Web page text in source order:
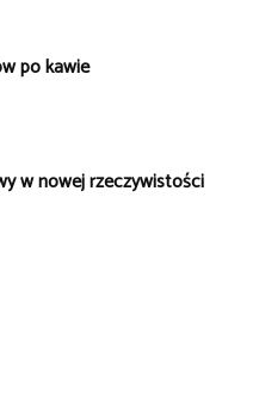
po kawie
w nowej rzeczywistości